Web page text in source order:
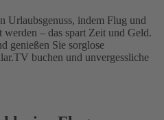
Urlaubsgenuss, indem Flug und
– das spart Zeit und Geld.
genießen Sie sorglose
buchen und unvergessliche